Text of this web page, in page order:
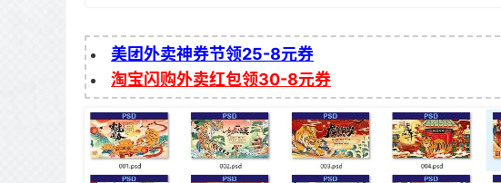
美团外卖神券节领25-8元券
淘宝闪购外卖红包领30-8元券